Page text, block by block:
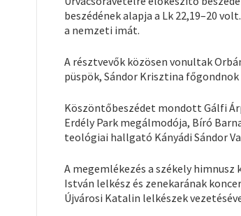
beszédének alapja a Lk 22,19–20
a nemzeti imát.
A résztvevők közösen vonultak
püspök, Sándor Krisztina
Köszöntőbeszédet mondott Gálfi
Erdély Park megálmodója, Bíró
teológiai hallgató Kányádi Sándor
A megemlékezés a székely
István lelkész és zenekarának
Újvárosi Katalin lelkészek